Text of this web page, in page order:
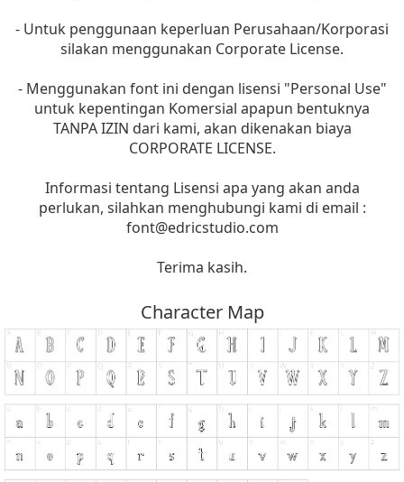
- Untuk penggunaan keperluan Perusahaan/Korporasi
silakan menggunakan Corporate License.
- Menggunakan font ini dengan lisensi "Personal Use"
untuk kepentingan Komersial apapun bentuknya
TANPA IZIN dari kami, akan dikenakan biaya
CORPORATE LICENSE.
Informasi tentang Lisensi apa yang akan anda
perlukan, silahkan menghubungi kami di email :
font@edricstudio.com
Terima kasih.
Character Map